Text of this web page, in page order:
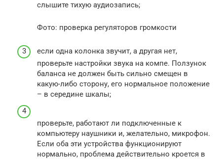
слышите тихую аудиозапись;
Фото: проверка регуляторов громкости
если одна колонка звучит, а другая нет,
проверьте настройки звука на компе. Ползунок
баланса не должен быть сильно смещен в
какую-либо сторону, его нормальное положение
– в середине шкалы;
проверьте, работают ли подключенные к
компьютеру наушники и, желательно, микрофон.
Если оба эти устройства функционируют
нормально, проблема действительно кроется в